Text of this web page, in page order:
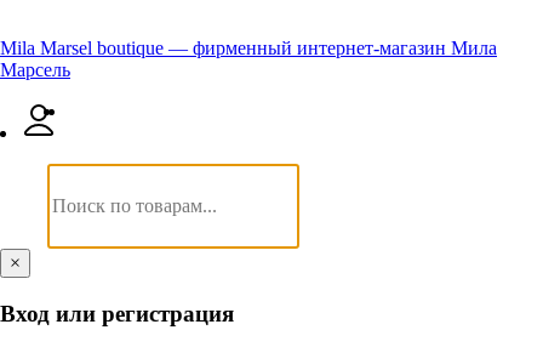
Mila Marsel boutique — фирменный интернет-магазин Мила
Марсель
×
Вход или регистрация